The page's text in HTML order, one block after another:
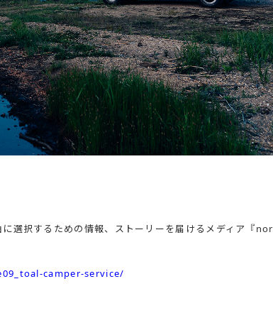
選択するための情報、ストーリーを届けるメディア『
camper-service/